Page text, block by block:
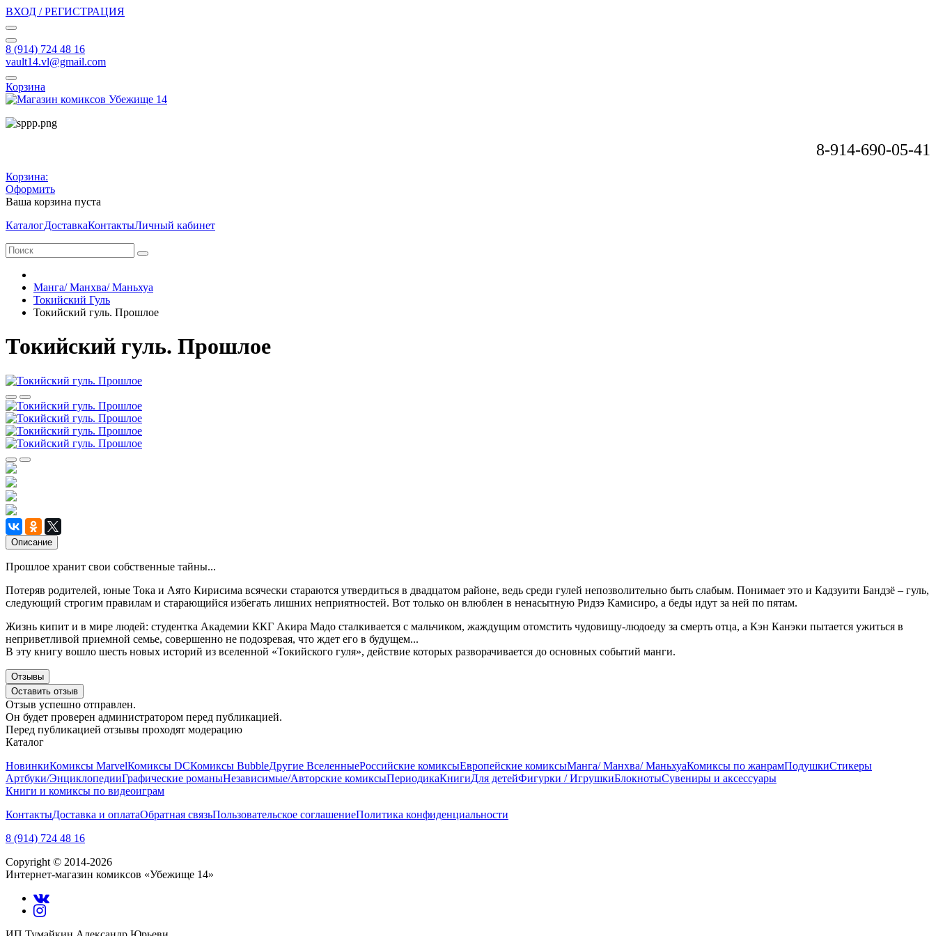
ВХОД / РЕГИСТРАЦИЯ
8 (914) 724 48 16
vault14.vl@gmail.com
Корзина
8-914-690-05-41
Корзина:
Оформить
Ваша корзина пуста
КаталогДоставкаКонтактыЛичный кабинет
Манга/ Манхва/ Маньхуа
Токийский Гуль
Токийский гуль. Прошлое
Токийский гуль. Прошлое
Описание
Прошлое хранит свои собственные тайны...
Потеряв родителей, юные Тока и Аято Кирисима всячески стараются утвердиться в двадцатом районе, ведь среди гулей непозволительно быть слабым. Понимает это и Кадзуити Бандзё – гуль,
следующий строгим правилам и старающийся избегать лишних неприятностей. Вот только он влюблен в ненасытную Ридзэ Камисиро, а беды идут за ней по пятам.
Жизнь кипит и в мире людей: студентка Академии ККГ Акира Мадо сталкивается с мальчиком, жаждущим отомстить чудовищу-людоеду за смерть отца, а Кэн Канэки пытается ужиться в
неприветливой приемной семье, совершенно не подозревая, что ждет его в будущем...
В эту книгу вошло шесть новых историй из вселенной «Токийского гуля», действие которых разворачивается до основных событий манги.
Отзывы
Оставить отзыв
Отзыв успешно отправлен.
Он будет проверен администратором перед публикацией.
Перед публикацией отзывы проходят модерацию
Каталог
НовинкиКомиксы MarvelКомиксы DCКомиксы BubbleДругие ВселенныеРоссийские комиксыЕвропейские комиксыМанга/ Манхва/ МаньхуаКомиксы по жанрамПодушкиСтикеры
Артбуки/ЭнциклопедииГрафические романыНезависимые/Авторские комиксыПериодикаКнигиДля детейФигурки / ИгрушкиБлокнотыСувениры и аксессуары
Книги и комиксы по видеоиграм
КонтактыДоставка и оплатаОбратная связьПользовательское соглашениеПолитика конфиденциальности
8 (914) 724 48 16
Copyright © 2014-2026
Интернет-магазин комиксов «Убежище 14»